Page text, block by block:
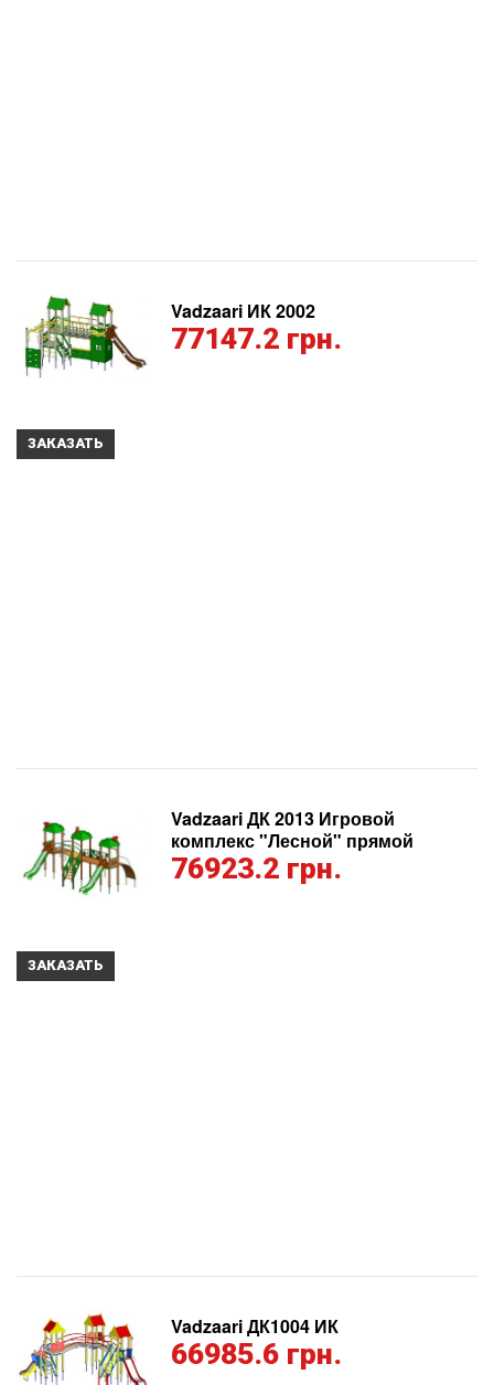
Vadzaari ИК 2002
77147.2 грн.
ЗАКАЗАТЬ
Vadzaari ДК 2013 Игровой
комплекс "Лесной" прямой
76923.2 грн.
ЗАКАЗАТЬ
Vadzaari ДК1004 ИК
66985.6 грн.